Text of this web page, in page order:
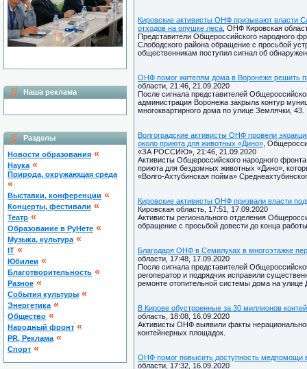
Наша реклама
Разделы
Новости образования «
Наука «
Природа, окружающая среда
«
Выставки, конференции «
Концерты, фестивали «
Театр «
Образование в РуНете «
Музыка, культура «
IT «
Юбилеи «
Благотворительность «
Разное «
Cобытия культуры «
Энергетика «
Общество «
Народный фронт «
PR, Реклама «
Спорт «
Кировские активисты ОНФ призывают власти
отходов на опушке леса , ОНФ Кировская
Представители Общероссийского народного
Слободского района обращение с просьбой
общественникам поступил сигнал об
ОНФ помог жителям дома в Воронеже решить
области, 21:46, 21.09.2020
После сигнала представителей
администрация Воронежа закрыла контур
многоквартирного дома по улице Землячки, 43.
Волгоградские активисты ОНФ провели
около приюта для животных «Дино» ,
«ЗА РОССИЮ», 21:46, 21.09.2020
Активисты Общероссийского народного
приюта для бездомных животных «Дино»,
«Волго-Ахтубинская пойма»
Кировские активисты ОНФ призвали власти
Кировская область, 17:51, 17.09.2020
Активисты регионального отделения
обращение с просьбой довести до конца
Благодаря ОНФ в Семилуках в многоэтажке
области, 17:48, 17.09.2020
После сигнала представителей
регоператор и подрядчик исправили
ремонте отопительной системы дома на улице
В Кирове обустроенные за 30 миллионов
область, 18:08, 16.09.2020
Активисты ОНФ выявили факты
контейнерных площадок.
ОНФ помог повысить доступность медпомощи
области, 17:32, 16.09.2020